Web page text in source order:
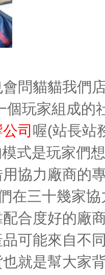
問貓貓我們
個玩家組成的
司 喔(站長站
式是玩家們
協力廠商的
在三十幾家
合度好的廠
可能來自不
就是幫大家